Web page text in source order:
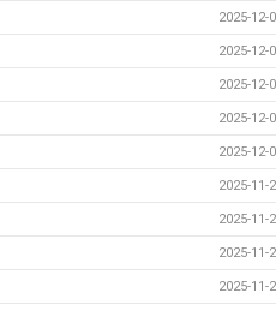
2025-12-
2025-12-
2025-12-
2025-12-
2025-12-
2025-11-
2025-11-
2025-11-
2025-11-